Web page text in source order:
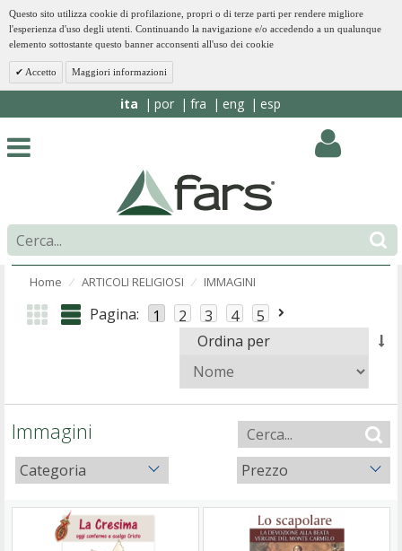
Questo sito utilizza cookie di profilazione, propri o di terze parti per rendere migliore
l'esperienza d'uso degli utenti. Continuando la navigazione e/o accedendo a un qualunque
elemento sottostante questo banner acconsenti all'uso dei cookie
Accetto Maggiori informazioni
ita por fra eng esp
Home ⁄ ARTICOLI RELIGIOSI ⁄ IMMAGINI
Pagina: 1 2 3 4
5
Ordina per
Immagini
Categoria Prezzo